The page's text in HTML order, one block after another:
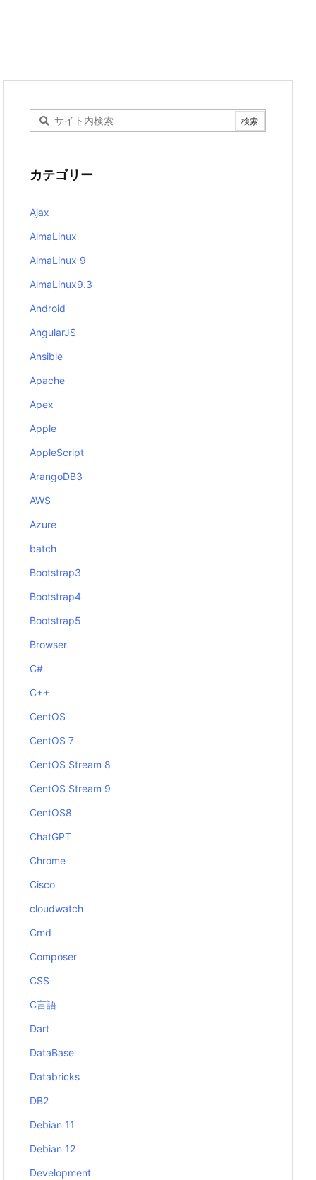
カテゴリー
Ajax
AlmaLinux
AlmaLinux 9
AlmaLinux9.3
Android
AngularJS
Ansible
Apache
Apex
Apple
AppleScript
ArangoDB3
AWS
Azure
batch
Bootstrap3
Bootstrap4
Bootstrap5
Browser
C#
C++
CentOS
CentOS 7
CentOS Stream 8
CentOS Stream 9
CentOS8
ChatGPT
Chrome
Cisco
cloudwatch
Cmd
Composer
CSS
C言語
Dart
DataBase
Databricks
DB2
Debian 11
Debian 12
Development